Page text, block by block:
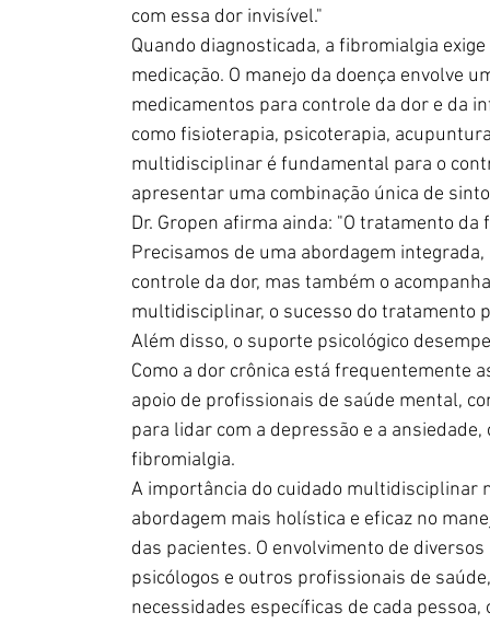
com essa dor invisível."
Quando diagnosticada, a fibromialgia
medicação. O manejo da doença envolve
medicamentos para controle da dor e da
como fisioterapia, psicoterapia,
multidisciplinar é fundamental para o
apresentar uma combinação única de
Dr. Gropen afirma ainda: "O tratamento
Precisamos de uma abordagem
controle da dor, mas também o
multidisciplinar, o sucesso do tratamento
Além disso, o suporte psicológico
Como a dor crônica está frequentemente
apoio de profissionais de saúde mental,
para lidar com a depressão e a
fibromialgia.
A importância do cuidado multidisciplinar
abordagem mais holística e eficaz no
das pacientes. O envolvimento de
psicólogos e outros profissionais de
necessidades específicas de cada